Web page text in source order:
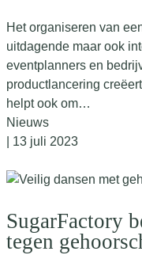
Het organiseren van
uitdagende maar ook
eventplanners en
productlancering
helpt ook om…
Nieuws
| 13 juli 2023
SugarFactory
tegen